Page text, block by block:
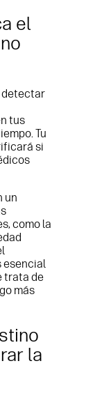
el
detectar
tus
Tu
si
un
como la
esencial
trata de
más
la